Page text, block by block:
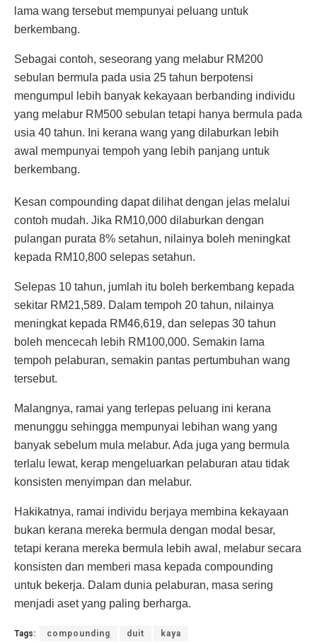
lama wang tersebut mempunyai peluang untuk
berkembang.
Sebagai contoh, seseorang yang melabur RM200
sebulan bermula pada usia 25 tahun berpotensi
mengumpul lebih banyak kekayaan berbanding individu
yang melabur RM500 sebulan tetapi hanya bermula pada
usia 40 tahun. Ini kerana wang yang dilaburkan lebih
awal mempunyai tempoh yang lebih panjang untuk
berkembang.
Kesan compounding dapat dilihat dengan jelas melalui
contoh mudah. Jika RM10,000 dilaburkan dengan
pulangan purata 8% setahun, nilainya boleh meningkat
kepada RM10,800 selepas setahun.
Selepas 10 tahun, jumlah itu boleh berkembang kepada
sekitar RM21,589. Dalam tempoh 20 tahun, nilainya
meningkat kepada RM46,619, dan selepas 30 tahun
boleh mencecah lebih RM100,000. Semakin lama
tempoh pelaburan, semakin pantas pertumbuhan wang
tersebut.
Malangnya, ramai yang terlepas peluang ini kerana
menunggu sehingga mempunyai lebihan wang yang
banyak sebelum mula melabur. Ada juga yang bermula
terlalu lewat, kerap mengeluarkan pelaburan atau tidak
konsisten menyimpan dan melabur.
Hakikatnya, ramai individu berjaya membina kekayaan
bukan kerana mereka bermula dengan modal besar,
tetapi kerana mereka bermula lebih awal, melabur secara
konsisten dan memberi masa kepada compounding
untuk bekerja. Dalam dunia pelaburan, masa sering
menjadi aset yang paling berharga.
Tags: compounding duit kaya